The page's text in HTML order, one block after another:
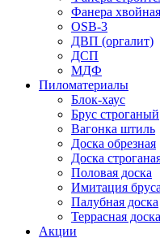
Фанера хвойная
OSB-3
ДВП (оргалит)
ДСП
МДФ
Пиломатериалы
Блок-хаус
Брус строганый
Вагонка штиль
Доска обрезная
Доска
Половая доска
Имитация бруса
Палубная доска
Террасная доска
Акции